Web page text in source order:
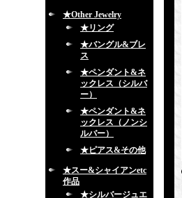
★Other Jewelry
★リング
★バングル&ブレ
ス
★ペンダント&ネ
ックレス（シルバ
ー）
★ペンダント&ネ
ックレス（ノンシ
ルバー）
★ピアス&その他
★スー&シャイアンetc
作品
★シルバージュエ